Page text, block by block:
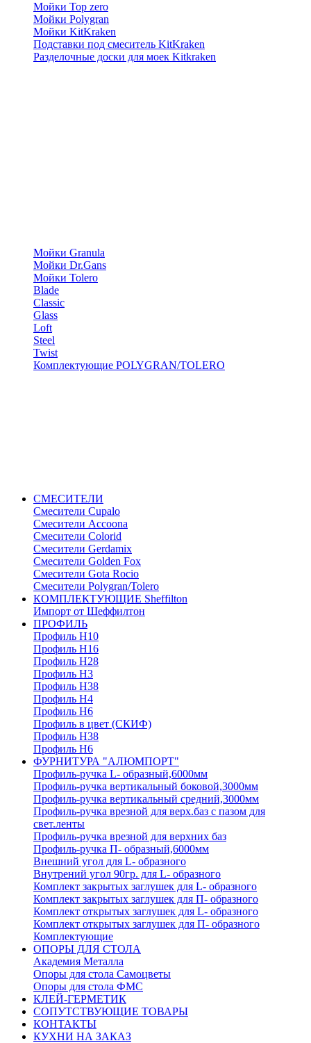
Мойки Top zero
Мойки Polygran
Мойки KitKraken
Подставки под смеситель KitKraken
Разделочные доски для моек Kitkraken
Мойки Granula
Мойки Dr.Gans
Мойки Tolero
Blade
Classic
Glass
Loft
Steel
Twist
Комплектующие POLYGRAN/TOLERO
СМЕСИТЕЛИ
Cмесители Cupalo
Смесители Accoona
Смесители Colorid
Смесители Gerdamix
Смесители Golden Fox
Смесители Gota Rocio
Смесители Polygran/Tolero
КОМПЛЕКТУЮЩИЕ Sheffilton
Импорт от Шеффилтон
ПРОФИЛЬ
Профиль H10
Профиль H16
Профиль H28
Профиль H3
Профиль H38
Профиль H4
Профиль H6
Профиль в цвет (СКИФ)
Профиль H38
Профиль H6
ФУРНИТУРА "АЛЮМПОРТ"
Профиль-ручка L- образный,6000мм
Профиль-ручка вертикальный боковой,3000мм
Профиль-ручка вертикальный средний,3000мм
Профиль-ручка врезной для верх.баз с пазом для
свет.ленты
Профиль-ручка врезной для верхних баз
Профиль-ручка П- образный,6000мм
Внешний угол для L- образного
Внутрений угол 90гр. для L- образного
Комплект закрытых заглушек для L- образного
Комплект закрытых заглушек для П- образного
Комплект открытых заглушек для L- образного
Комплект открытых заглушек для П- образного
Комплектующие
ОПОРЫ ДЛЯ СТОЛА
Академия Металла
Опоры для стола Самоцветы
Опоры для стола ФМС
КЛЕЙ-ГЕРМЕТИК
СОПУТСТВУЮЩИЕ ТОВАРЫ
КОНТАКТЫ
КУХНИ НА ЗАКАЗ